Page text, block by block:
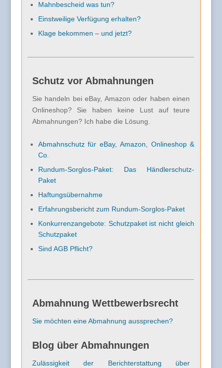
Mahnbescheid was tun?
Einstweilige Verfügung erhalten?
Klage bekommen – und jetzt?
Schutz vor Abmahnungen
Sie handeln bei eBay, Amazon oder haben einen
Onlineshop? Sie haben keine Lust auf teure
Abmahnungen? Ich habe die Lösung.
Abmahnschutz für eBay, Amazon, Onlineshop &
Co.
Rundum-Sorglos-Paket: Das Händlerschutz-
Paket
Haftungsübernahme
Erfahrungsbericht zum Rundum-Sorglos-Paket
Konkurrenzangebote: Schutzpaket ist nicht gleich
Schutzpaket
Sind AGB Pflicht?
Abmahnung Wettbewerbsrecht
Sie möchten eine Abmahnung aussprechen?
Blog über Abmahnungen
Zulässigkeit der Berichterstattung über